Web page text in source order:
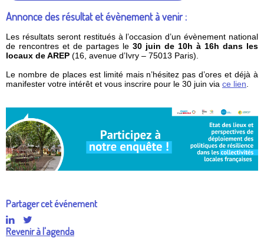
Annonce des résultat et évènement à venir :
Les résultats seront restitués à l’occasion d’un évènement national
de rencontres et de partages le 30 juin de 10h à 16h dans les
locaux de AREP (16, avenue d’Ivry – 75013 Paris).
Le nombre de places est limité mais n’hésitez pas d’ores et déjà à
manifester votre intérêt et vous inscrire pour le 30 juin via ce lien
Partager cet événement
Revenir à l'agenda